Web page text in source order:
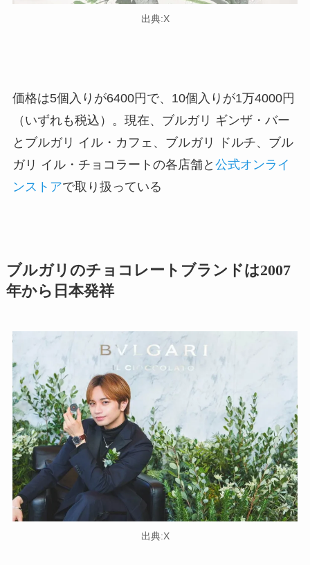
出典:X
価格は5個入りが6400円で、10個入りが1万4000円
（いずれも税込）。現在、ブルガリ ギンザ・バー
とブルガリ イル・カフェ、ブルガリ ドルチ、ブル
ガリ イル・チョコラートの各店舗と 公式オンライ
ンストアで取り扱っている
ブルガリのチョコレートブランドは2007
年から日本発祥
出典:X